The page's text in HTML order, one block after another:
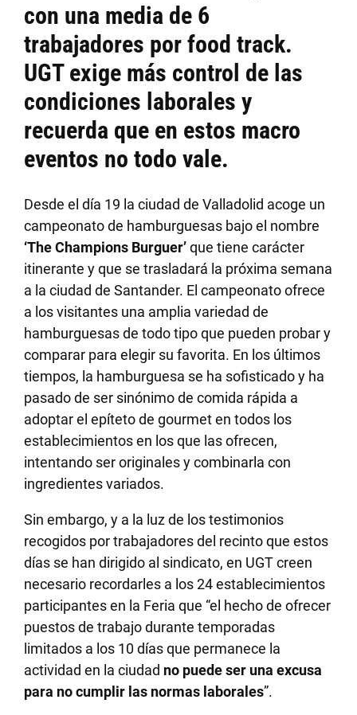
con una media de 6
trabajadores por food track.
UGT exige más control de las
condiciones laborales y
recuerda que en estos macro
eventos no todo vale.
Desde el día 19 la ciudad de Valladolid acoge un
campeonato de hamburguesas bajo el nombre
‘The Champions Burguer’que tiene carácter
itinerante y que se trasladará la próxima semana
a la ciudad de Santander. El campeonato ofrece
a los visitantes una amplia variedad de
hamburguesas de todo tipo que pueden probar y
comparar para elegir su favorita. En los últimos
tiempos, la hamburguesa se ha sofisticado y ha
pasado de ser sinónimo de comida rápida a
adoptar el epíteto de gourmet en todos los
establecimientos en los que las ofrecen,
intentando ser originales y combinarla con
ingredientes variados.
Sin embargo, y a la luz de los testimonios
recogidos por trabajadores del recinto que estos
días se han dirigido al sindicato, en UGT creen
necesario recordarles a los 24 establecimientos
participantes en la Feria que “el hecho de ofrecer
puestos de trabajo durante temporadas
limitados a los 10 días que permanece la
actividad en la ciudad no puede ser una excusa
para no cumplir las normas laborales”.